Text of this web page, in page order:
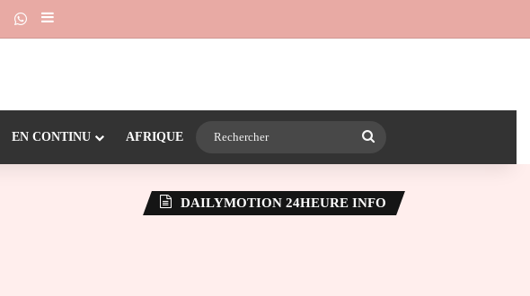
Dailymotion
Suivre la chaîne 24heureinfo sur WhatsApp
Sidebar (barre latérale)
EN CONTINU AFRIQUE
DAILYMOTION 24HEURE INFO